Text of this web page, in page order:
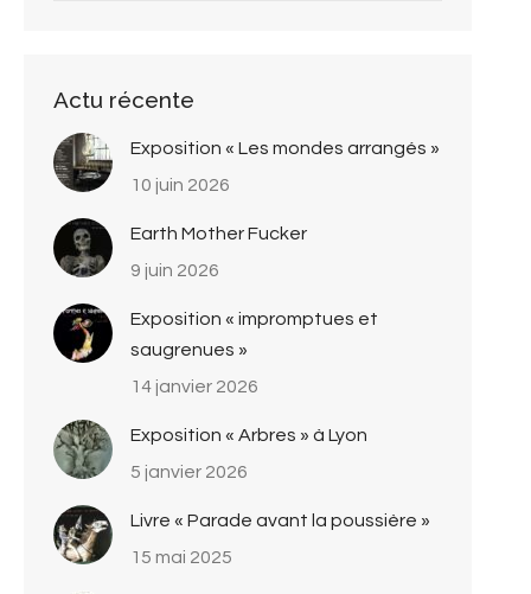
Actu récente
Exposition « Les mondes arrangés »
10 juin 2026
Earth Mother Fucker
9 juin 2026
Exposition « impromptues et
saugrenues »
14 janvier 2026
Exposition « Arbres » à Lyon
5 janvier 2026
Livre « Parade avant la poussière »
15 mai 2025